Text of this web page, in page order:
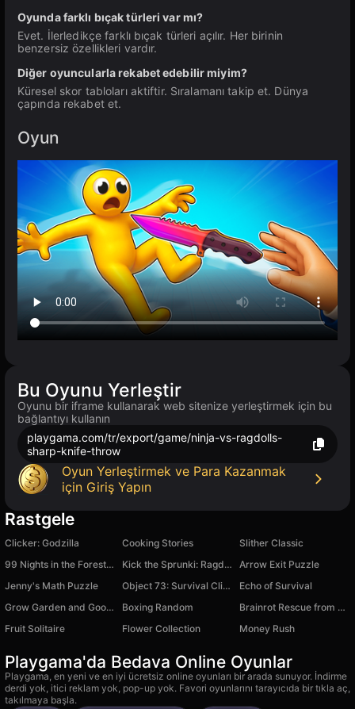
Oyunda farklı bıçak türleri var mı?
Evet. İlerledikçe farklı bıçak türleri açılır. Her birinin
benzersiz özellikleri vardır.
Diğer oyuncularla rekabet edebilir miyim?
Küresel skor tabloları aktiftir. Sıralamanı takip et. Dünya
çapında rekabet et.
Oyun
Bu Oyunu Yerleştir
Oyunu bir iframe kullanarak web sitenize yerleştirmek için bu
bağlantıyı kullanın
playgama.com/tr/export/game/ninja-vs-ragdolls-
sharp-knife-throw
Oyun Yerleştirmek ve Para Kazanmak
için Giriş Yapın
Rastgele
Clicker: Godzilla Cooking Stories
Slither Classic
99 Nights in the Forest Tycoon!
Kick the Sprunki: Ragdoll Playground Sandbox
Arrow Exit Puzzle
Jenny's Math Puzzle
Object 73: Survival Clicker
Echo of Survival
Grow Garden and Goo Goo Gaga Sprunki 3D
Boxing Random
Brainrot Rescue from Lava 3D
Fruit Solitaire
Flower Collection Money Rush
Playgama'da Bedava Online Oyunlar
Playgama, en yeni ve en iyi ücretsiz online oyunları bir arada sunuyor. İndirme
derdi yok, itici reklam yok, pop-up yok. Favori oyunlarını tarayıcıda bir tıkla aç,
takılmaya başla.